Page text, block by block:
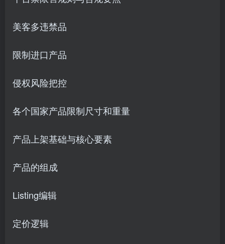
美客多违禁品
限制进口产品
侵权风险把控
各个国家产品限制尺寸和重量
产品上架基础与核心要素
产品的组成
Listing编辑
定价逻辑